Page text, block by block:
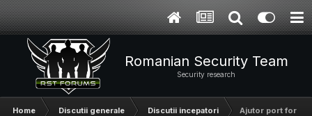
Romanian Security Team
Security research
Home Discutii generale Discutii incepatori Ajutor port